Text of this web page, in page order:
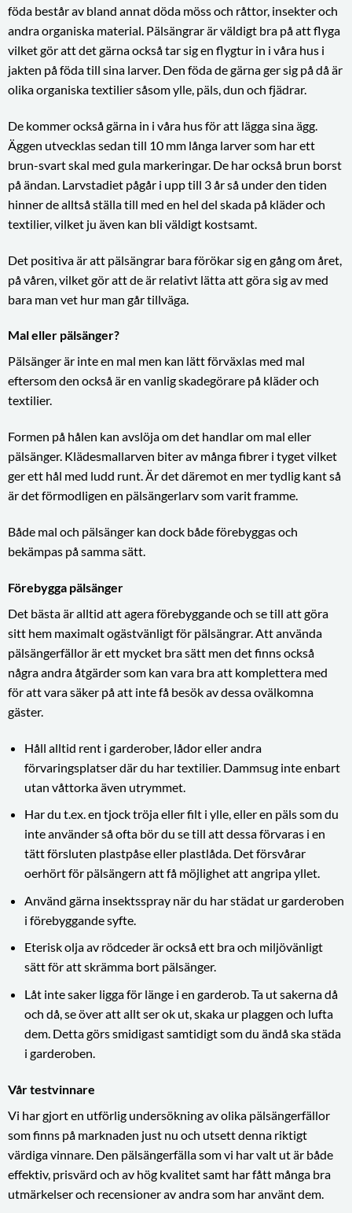
föda består av bland annat döda möss och råttor, insekter och
andra organiska material. Pälsängrar är väldigt bra på att flyga
vilket gör att det gärna också tar sig en flygtur in i våra hus i
jakten på föda till sina larver. Den föda de gärna ger sig på då är
olika organiska textilier såsom ylle, päls, dun och fjädrar.
De kommer också gärna in i våra hus för att lägga sina ägg.
Äggen utvecklas sedan till 10 mm långa larver som har ett
brun-svart skal med gula markeringar. De har också brun borst
på ändan. Larvstadiet pågår i upp till 3 år så under den tiden
hinner de alltså ställa till med en hel del skada på kläder och
textilier, vilket ju även kan bli väldigt kostsamt.
Det positiva är att pälsängrar bara förökar sig en gång om året,
på våren, vilket gör att de är relativt lätta att göra sig av med
bara man vet hur man går tillväga.
Mal eller pälsänger?
Pälsänger är inte en mal men kan lätt förväxlas med mal
eftersom den också är en vanlig skadegörare på kläder och
textilier.
Formen på hålen kan avslöja om det handlar om mal eller
pälsänger. Klädesmallarven biter av många fibrer i tyget vilket
ger ett hål med ludd runt. Är det däremot en mer tydlig kant så
är det förmodligen en pälsängerlarv som varit framme.
Både mal och pälsänger kan dock både förebyggas och
bekämpas på samma sätt.
Förebygga pälsänger
Det bästa är alltid att agera förebyggande och se till att göra
sitt hem maximalt ogästvänligt för pälsängrar. Att använda
pälsängerfällor är ett mycket bra sätt men det finns också
några andra åtgärder som kan vara bra att komplettera med
för att vara säker på att inte få besök av dessa ovälkomna
gäster.
Håll alltid rent i garderober, lådor eller andra
förvaringsplatser där du har textilier. Dammsug inte enbart
utan våttorka även utrymmet.
Har du t.ex. en tjock tröja eller filt i ylle, eller en päls som du
inte använder så ofta bör du se till att dessa förvaras i en
tätt försluten plastpåse eller plastlåda. Det försvårar
oerhört för pälsängern att få möjlighet att angripa yllet.
Använd gärna insektsspray när du har städat ur garderoben
i förebyggande syfte.
Eterisk olja av rödceder är också ett bra och miljövänligt
sätt för att skrämma bort pälsänger.
Låt inte saker ligga för länge i en garderob. Ta ut sakerna då
och då, se över att allt ser ok ut, skaka ur plaggen och lufta
dem. Detta görs smidigast samtidigt som du ändå ska städa
i garderoben.
Vår testvinnare
Vi har gjort en utförlig undersökning av olika pälsängerfällor
som finns på marknaden just nu och utsett denna riktigt
värdiga vinnare. Den pälsängerfälla som vi har valt ut är både
effektiv, prisvärd och av hög kvalitet samt har fått många bra
utmärkelser och recensioner av andra som har använt dem.